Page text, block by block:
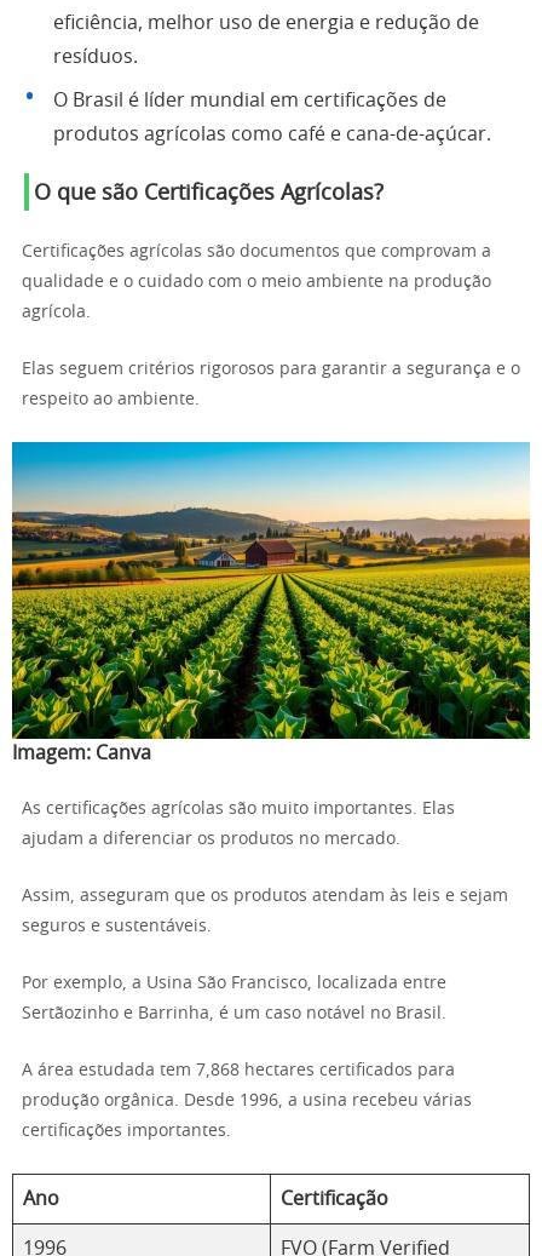
eficiência, melhor uso de energia e redução de
resíduos.
O Brasil é líder mundial em certificações de
produtos agrícolas como café e cana-de-açúcar.
O que são Certificações Agrícolas?
Certificações agrícolas são documentos que comprovam a
qualidade e o cuidado com o meio ambiente na produção
agrícola.
Elas seguem critérios rigorosos para garantir a segurança e o
respeito ao ambiente.
Imagem: Canva
As certificações agrícolas são muito importantes. Elas
ajudam a diferenciar os produtos no mercado.
Assim, asseguram que os produtos atendam às leis e sejam
seguros e sustentáveis.
Por exemplo, a Usina São Francisco, localizada entre
Sertãozinho e Barrinha, é um caso notável no Brasil.
A área estudada tem 7,868 hectares certificados para
produção orgânica. Desde 1996, a usina recebeu várias
certificações importantes.
Ano Certificação
1996 FVO (Farm Verified